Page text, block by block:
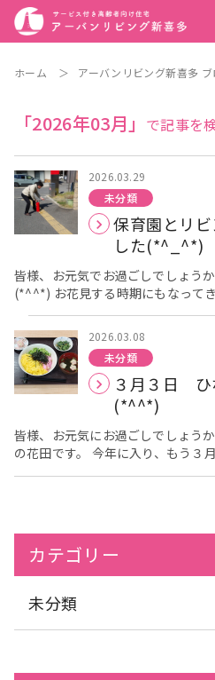
ホーム ＞ アーバンリビング新喜多
「2026年03月」 で記事を
2026.03.29
未分類
保育園とリ
した(*^_^*)
皆様、お元気でお過ごしでしょうか？ ついに春が来まし
(*^^*) お花見する時期にもなっ
入居者様と、保育園と合同で避難訓練
員同士で、通報訓練・消火訓練を
確認することが出来ました<m(__)m> 入居者様へ、水害想
火事想定とした内容で訓練に取り
入居者様や園児さん達も、頑張って参加してくれていまし
た。 避難訓練が終わったあとは少しだけ、入居者様と園児さんと
ふれあいをさせて頂き、一緒に歌
先生や園児さん、楽しい時間を作って下さり、ありがと
うございました<m(__)m> 入居者様、大変喜ばれていました
2026.03.08
未分類
３月３日 ひ
(*^^*)
皆様、お元気にお過ごしでしょうか？ アーバンリビング新
の花田です。 今年に入り、もう３月で早いものですね(>_<) 桜の
美味しいと仰っておられました
で避難訓練を予定しており、お声
カテゴリー
未分類